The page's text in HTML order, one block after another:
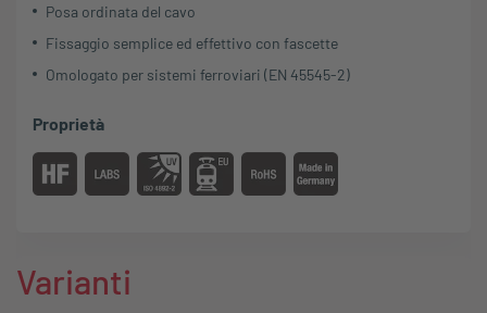
Posa ordinata del cavo
Fissaggio semplice ed effettivo con fascette
Omologato per sistemi ferroviari (EN 45545-2)
Proprietà
Varianti